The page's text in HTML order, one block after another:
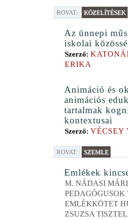
ROVAT: KÖZELÍTÉSEK
Az ünnepi
iskolai
Szerző:
ERIKA
Animáció és
animációs
tartalmak
kontextusai
Szerző: VÉCSEY
ROVAT: SZEMLE
Emlékek
M. NÁDASI
PEDAGÓGUSOK
EMLÉKKÖTET
ZSUZSA